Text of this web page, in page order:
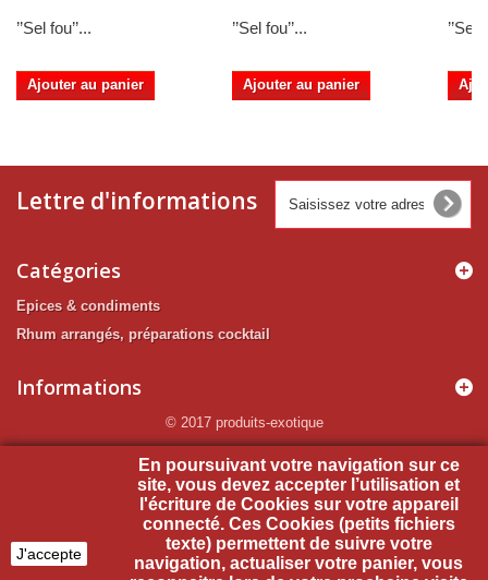
’’Sel fou’’...
Ajouter au panier
’’Sel fou’’...
Ajouter au panier
’’Sel
Lettre d'informations
Catégories
Epices & condiments
Rhum arrangés, préparations cocktail
Informations
© 2017 produits-exotique
Informations sur votre boutique
J'accepte
En poursuivant votre navigation sur ce
site, vous devez accepter l’utilisation et
l'écriture de Cookies sur votre appareil
connecté. Ces Cookies (petits fichiers
texte) permettent de suivre votre
navigation, actualiser votre panier, vous